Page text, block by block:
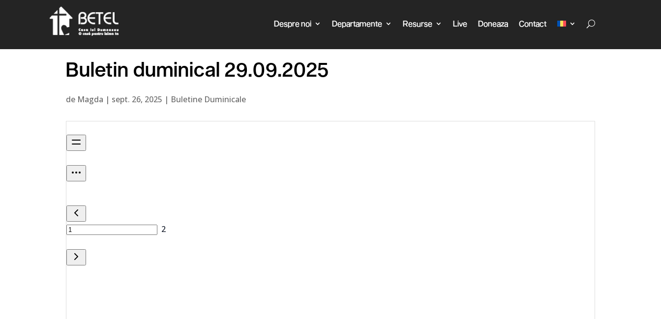
Despre noi Departamente Resurse Live Doneaza Contact
Buletin duminical 29.09.2025
de Magda | sept. 26, 2025 | Buletine Duminicale